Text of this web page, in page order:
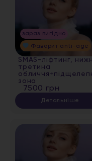
зараз вигідно
Фаворит anti-age
SMAS-ліфтинг,
третина
зона
7500 грн
Детальніше